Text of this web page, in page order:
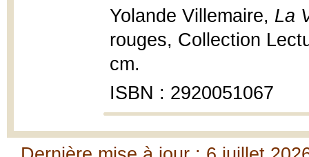
Yolande Villemaire, La
rouges, Collection
cm.
ISBN : 2920051067